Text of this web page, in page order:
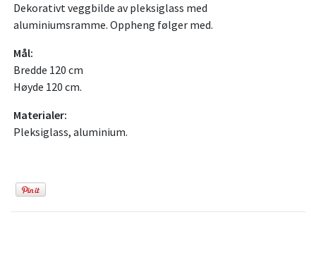
Dekorativt veggbilde av pleksiglass med
aluminiumsramme. Oppheng følger med.
Mål:
Bredde 120 cm
Høyde 120 cm.
Materialer:
Pleksiglass, aluminium.